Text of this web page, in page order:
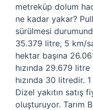
metreküp dolum
ne kadar yakar?
sürülmesi
35.379 litre, 5 km/
hektar başına
hızında 29.679
hızında 30 litredir.
Dizel yakıtın satış
oluşturuyor. Tarım